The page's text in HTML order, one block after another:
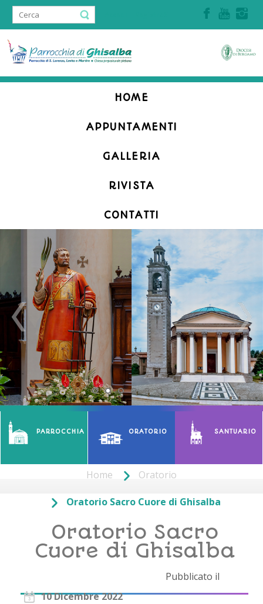
HOME
APPUNTAMENTI
GALLERIA
RIVISTA
CONTATTI
PARROCCHIA ORATORIO SANTUARIO
Home Oratorio
Oratorio Sacro Cuore di Ghisalba
Oratorio Sacro
Cuore di Ghisalba
Pubblicato il
10 Dicembre 2022